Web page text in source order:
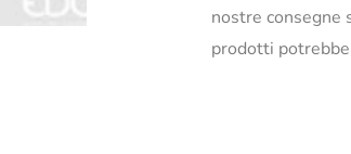
nostre
prodotti